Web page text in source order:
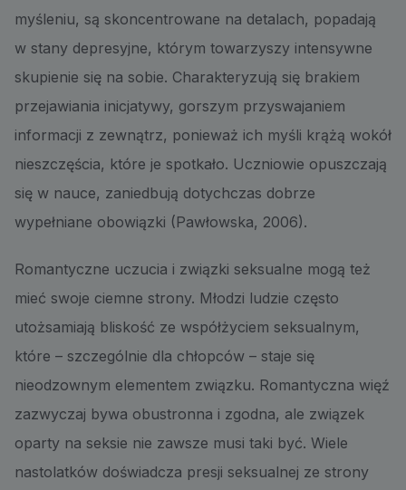
myśleniu, są skoncentrowane na detalach, popadają
w stany depresyjne, którym towarzyszy intensywne
skupienie się na sobie. Charakteryzują się brakiem
przejawiania inicjatywy, gorszym przyswajaniem
informacji z zewnątrz, ponieważ ich myśli krążą wokół
nieszczęścia, które je spotkało. Uczniowie opuszczają
się w nauce, zaniedbują dotychczas dobrze
wypełniane obowiązki (Pawłowska, 2006).
Romantyczne uczucia i związki seksualne mogą też
mieć swoje ciemne strony. Młodzi ludzie często
utożsamiają bliskość ze współżyciem seksualnym,
które – szczególnie dla chłopców – staje się
nieodzownym elementem związku. Romantyczna więź
zazwyczaj bywa obustronna i zgodna, ale związek
oparty na seksie nie zawsze musi taki być. Wiele
nastolatków doświadcza presji seksualnej ze strony